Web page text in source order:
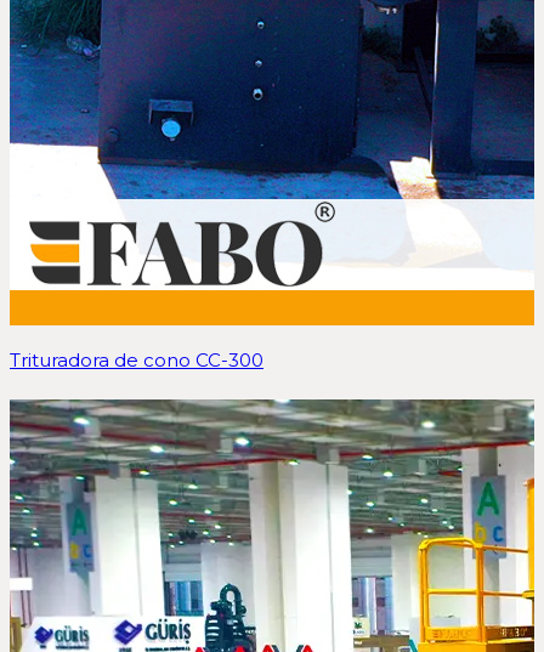
Trituradora de cono CC-300